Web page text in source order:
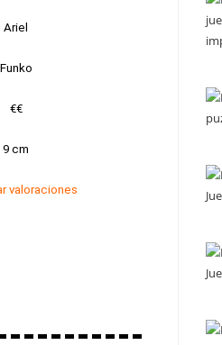
Ariel
Funko
€€
9 cm
valoraciones